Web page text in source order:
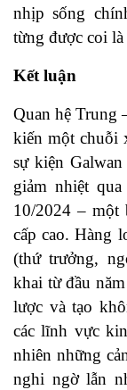
nhịp sống
từng được coi là
Kết luận
Quan hệ Trung
kiến một chuỗi
sự kiện
giảm nhiệt
10/2024 – một
cấp cao. Hàng
(thứ trưởng,
khai từ đầu
lược và tạo
các lĩnh vực
nhiên những
nghi ngờ lẫn